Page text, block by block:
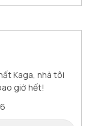
Kaga, nhà tôi
giờ hết!